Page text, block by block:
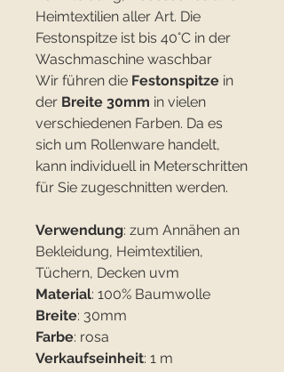
Heimtextilien aller Art. Die
Festonspitze ist bis 40°C in der
Waschmaschine waschbar
Wir führen die Festonspitze in
der Breite 30mm in vielen
verschiedenen Farben. Da es
sich um Rollenware handelt,
kann individuell in Meterschritten
für Sie zugeschnitten werden.
Verwendung: zum Annähen an
Bekleidung, Heimtextilien,
Tüchern, Decken uvm
Material: 100% Baumwolle
Breite: 30mm
Farbe: rosa
Verkaufseinheit: 1 m